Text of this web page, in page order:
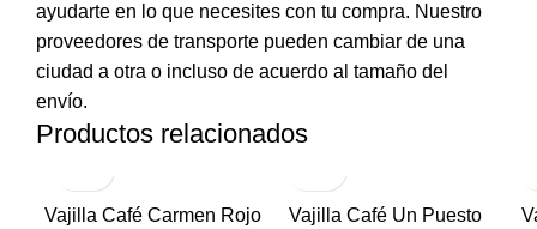
ayudarte en lo que necesites con tu compra. Nuestro
proveedores de transporte pueden cambiar de una
ciudad a otra o incluso de acuerdo al tamaño del
envío.
Productos relacionados
Vajilla Café Carmen Rojo
Vajilla Café Un Puesto